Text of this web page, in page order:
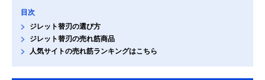
目次
ジレット替刃の選び方
ジレット替刃の売れ筋商品
人気サイトの売れ筋ランキングはこちら